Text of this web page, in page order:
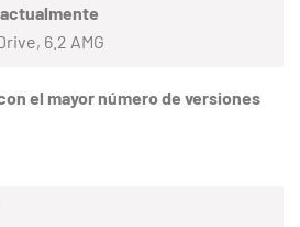
6.2 AMG
el mayor número de versiones